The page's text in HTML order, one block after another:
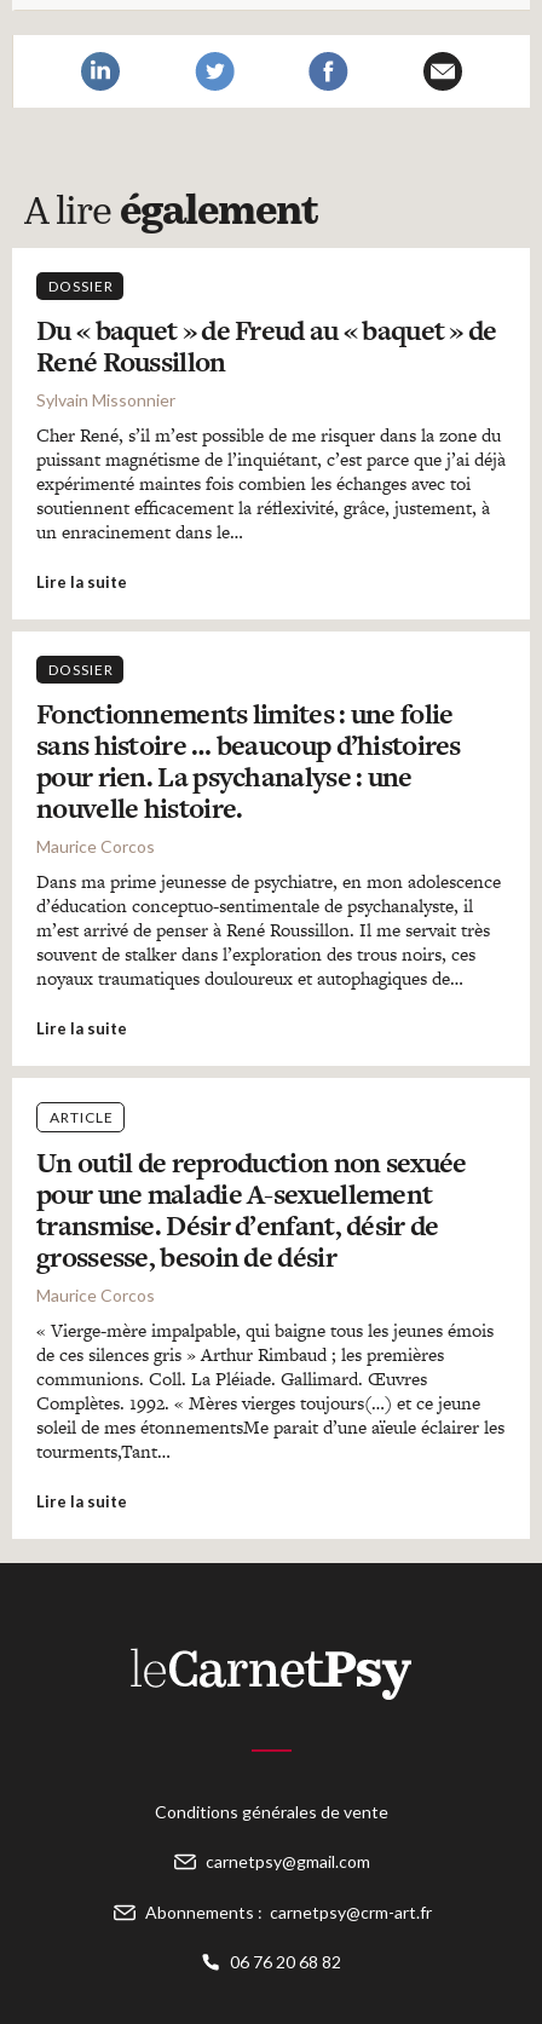
A lire également
DOSSIER
Du « baquet » de Freud au « baquet » de
René Roussillon
Sylvain Missonnier
Cher René, s’il m’est possible de me risquer dans la zone du
puissant magnétisme de l’inquiétant, c’est parce que j’ai déjà
expérimenté maintes fois combien les échanges avec toi
soutiennent efficacement la réflexivité, grâce, justement, à
un enracinement dans le…
Lire la suite
DOSSIER
Fonctionnements limites : une folie
sans histoire … beaucoup d’histoires
pour rien. La psychanalyse : une
nouvelle histoire.
Maurice Corcos
Dans ma prime jeunesse de psychiatre, en mon adolescence
d’éducation conceptuo-sentimentale de psychanalyste, il
m’est arrivé de penser à René Roussillon. Il me servait très
souvent de stalker dans l’exploration des trous noirs, ces
noyaux traumatiques douloureux et autophagiques de…
Lire la suite
ARTICLE
Un outil de reproduction non sexuée
pour une maladie A-sexuellement
transmise. Désir d’enfant, désir de
grossesse, besoin de désir
Maurice Corcos
« Vierge-mère impalpable, qui baigne tous les jeunes émois
de ces silences gris » Arthur Rimbaud ; les premières
communions. Coll. La Pléiade. Gallimard. Œuvres
Complètes. 1992. « Mères vierges toujours(…) et ce jeune
soleil de mes étonnementsMe parait d’une aïeule éclairer les
tourments,Tant…
Lire la suite
Conditions générales de vente
carnetpsy@gmail.com
Abonnements : carnetpsy@crm-art.fr
06 76 20 68 82